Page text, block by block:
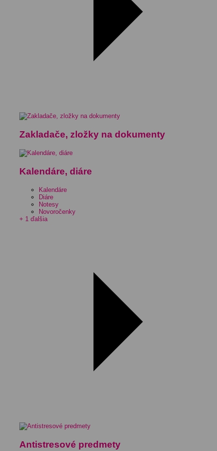
Zakladače, zložky na dokumenty
Kalendáre, diáre
Kalendáre
Diáre
Notesy
Novoročenky
+ 1 ďalšia
Antistresové predmety